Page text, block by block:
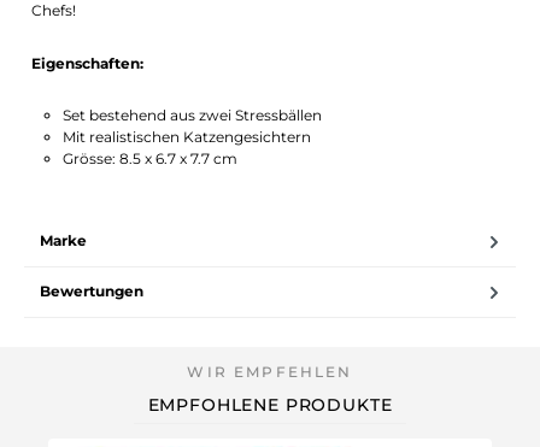
Chefs!
Eigenschaften:
Set bestehend aus zwei Stressbällen
Mit realistischen Katzengesichtern
Grösse: 8.5 x 6.7 x 7.7 cm
Marke
Bewertungen
EMPFOHLENE PRODUKTE